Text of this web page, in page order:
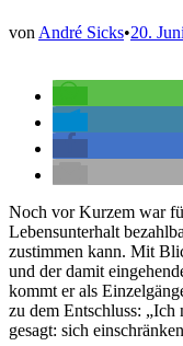
von André Sicks•20.
Noch vor Kurzem war
Lebensunterhalt
zustimmen kann. Mit
und der damit
kommt er als
zu dem Entschluss: „Ich
gesagt: sich